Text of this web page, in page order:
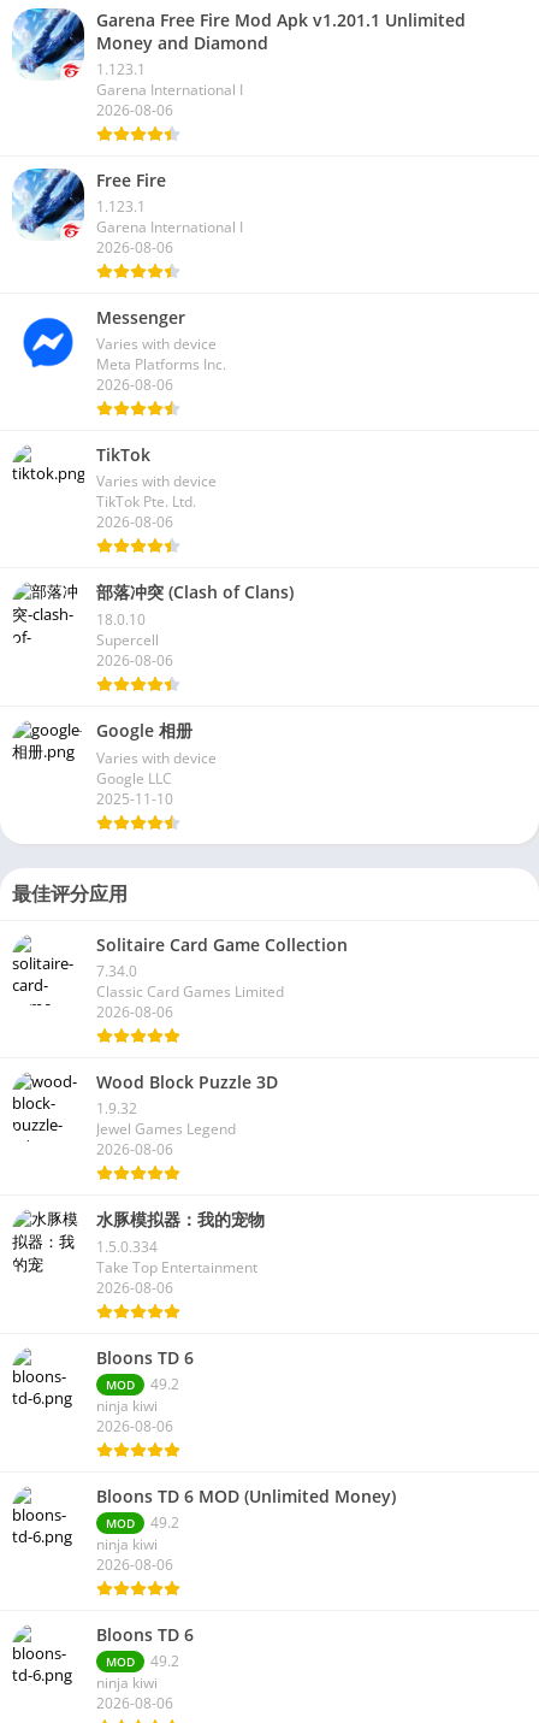
Garena Free Fire Mod Apk v1.201.1 Unlimited
Money and Diamond
1.123.1
Garena International I
2026-08-06
Free Fire
1.123.1
Garena International I
2026-08-06
Messenger
Varies with device
Meta Platforms Inc.
2026-08-06
TikTok
Varies with device
TikTok Pte. Ltd.
2026-08-06
部落冲突 (Clash of Clans)
18.0.10
Supercell
2026-08-06
Google 相册
Varies with device
Google LLC
2025-11-10
最佳评分应用
Solitaire Card Game Collection
7.34.0
Classic Card Games Limited
2026-08-06
Wood Block Puzzle 3D
1.9.32
Jewel Games Legend
2026-08-06
水豚模拟器：我的宠物
1.5.0.334
Take Top Entertainment
2026-08-06
Bloons TD 6
MOD
49.2
ninja kiwi
2026-08-06
Bloons TD 6 MOD (Unlimited Money)
MOD
49.2
ninja kiwi
2026-08-06
Bloons TD 6
MOD
49.2
ninja kiwi
2026-08-06